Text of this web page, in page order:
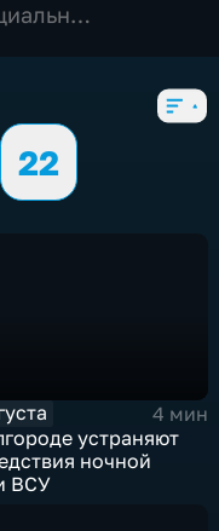
22
4 мин
устраняют
ночной
ВСУ